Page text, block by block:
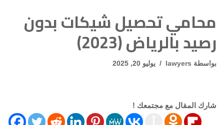
محامي تحصيل شيكات بدون
رصيد بالرياض (2023)
بواسطة lawyers يوليو 20, 2025
شارك المقال مع مجتمعك !